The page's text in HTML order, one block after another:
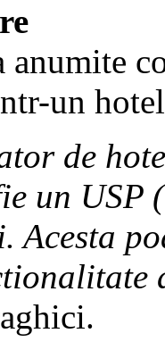
anumite
un
de
un
Acesta